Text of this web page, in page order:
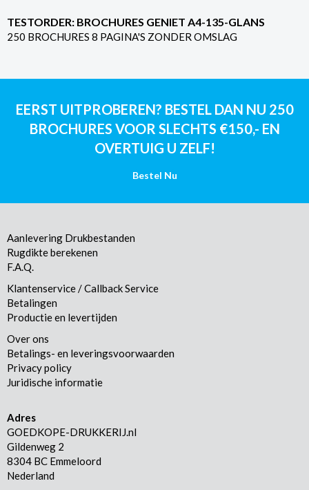
TESTORDER: BROCHURES GENIET A4-135-GLANS
250 BROCHURES 8 PAGINA'S ZONDER OMSLAG
EERST UITPROBEREN? BESTEL DAN NU 250
BROCHURES VOOR SLECHTS €150,- EN
OVERTUIG U ZELF!
Bestel Nu
Aanlevering Drukbestanden
Rugdikte berekenen
F.A.Q.
Klantenservice / Callback Service
Betalingen
Productie en levertijden
Over ons
Betalings- en leveringsvoorwaarden
Privacy policy
Juridische informatie
Adres
GOEDKOPE-DRUKKERIJ.nl
Gildenweg 2
8304 BC Emmeloord
Nederland